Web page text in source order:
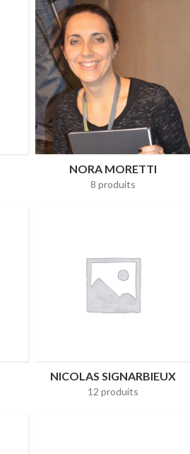
NORA MORETTI
8 produits
NICOLAS SIGNARBIEUX
12 produits